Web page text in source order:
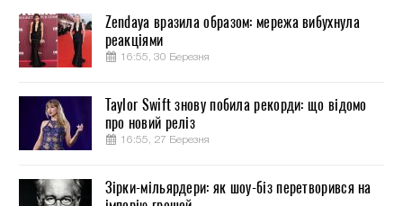
Zendaya вразила образом: мережа вибухнула
реакціями
16:55, 30 Березня
Taylor Swift знову побила рекорди: що відомо
про новий реліз
16:55, 27 Березня
Зірки-мільярдери: як шоу-біз перетворився на